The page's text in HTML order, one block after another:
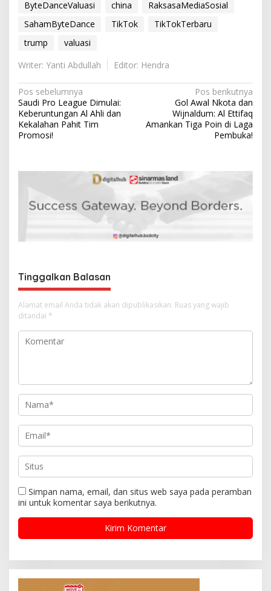
ByteDanceValuasi china
RaksasaMediaSosial
SahamByteDance
TikTok
TikTokTerbaru
trump
valuasi
Writer: Yanti Abdullah
Editor: Hendra
N
a
v
o
Pos sebelumnya
Saudi Pro League Dimulai:
Keberuntungan Al Ahli dan
Kekalahan Pahit Tim
Promosi!
Pos berikutnya
Gol Awal Nkota dan
Wijnaldum: Al Ettifaq
Amankan Tiga Poin di Laga
Pembuka!
Tinggalkan Balasan
Alamat email Anda tidak akan dipublikasikan. Ruas yang wajib
ditandai *
Simpan nama, email, dan situs web saya pada peramban
ini untuk komentar saya berikutnya.